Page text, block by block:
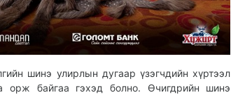
шинэ улирлын дугаар үзэгчдийн хүртээл
орж байгаа гэхэд болно. Өчигдрийн шинэ